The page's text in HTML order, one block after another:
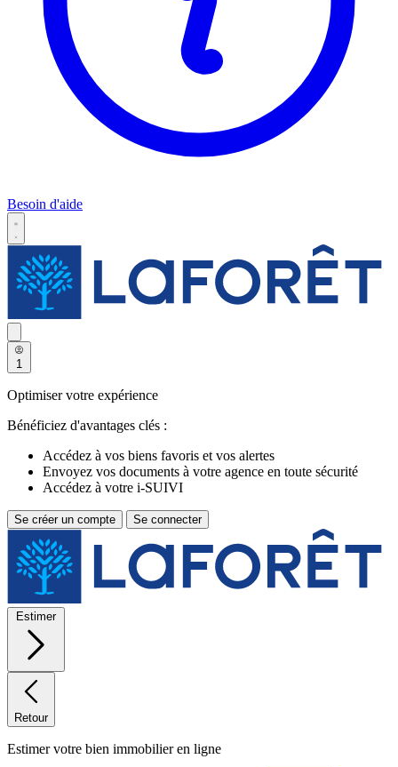
Besoin d'aide
1
Optimiser votre expérience
Bénéficiez d'avantages clés :
Accédez à vos biens favoris et vos alertes
Envoyez vos documents à votre agence en toute sécurité
Accédez à votre i-SUIVI
Se créer un compte Se connecter
Estimer
Retour
Estimer votre bien immobilier en ligne